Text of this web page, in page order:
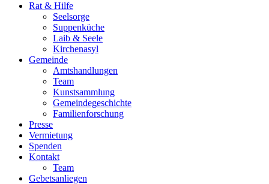
Rat & Hilfe
Seelsorge
Suppenküche
Laib & Seele
Kirchenasyl
Gemeinde
Amtshandlungen
Team
Kunstsammlung
Gemeindegeschichte
Familienforschung
Presse
Vermietung
Spenden
Kontakt
Team
Gebetsanliegen